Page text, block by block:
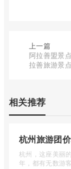
上一篇
阿拉善盟景
拉善旅游景
相关推荐
杭州旅游团
杭州，这座美丽
年，都有无数游